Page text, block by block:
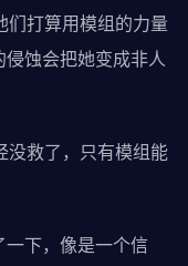
们打算用模组的力量
蚀会把她变成非人
没救了，只有模组能
一下，像是一个信